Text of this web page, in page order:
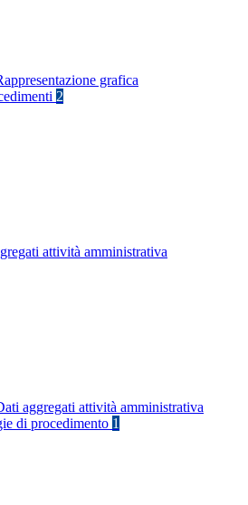
grafica
2
attività amministrativa
aggregati attività amministrativa
di procedimento 1